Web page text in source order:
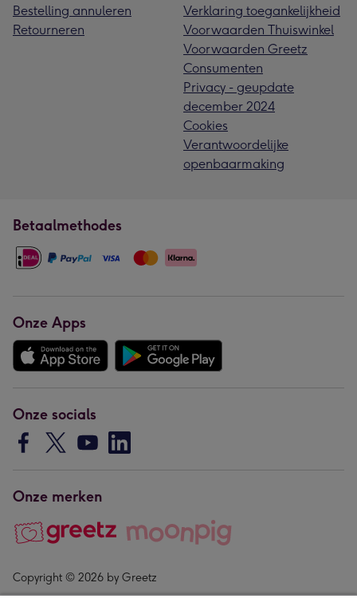
Bestelling annuleren
Retourneren
Verklaring toegankelijkheid
Voorwaarden Thuiswinkel
Voorwaarden Greetz
Consumenten
Privacy - geupdate
december 2024
Cookies
Verantwoordelijke
openbaarmaking
Betaalmethodes
Onze Apps
Onze socials
Onze merken
Copyright © 2026 by Greetz